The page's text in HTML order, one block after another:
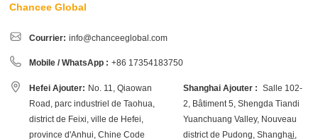
Chancee Global
Courrier: info@chanceeglobal.com
Mobile / WhatsApp : +86 17354183750
Hefei Ajouter: No. 11, Qiaowan
Road, parc industriel de Taohua,
district de Feixi, ville de Hefei,
province d'Anhui, Chine Code
Shanghai Ajouter : Salle 102-
2, Bâtiment 5, Shengda Tiandi
Yuanchuang Valley, Nouveau
district de Pudong, Shanghai,